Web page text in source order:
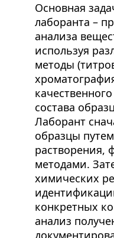
Основная
лаборанта –
анализа
используя
методы
состава
Лаборант
образцы
растворения,
методами.
химических
конкретных
анализ